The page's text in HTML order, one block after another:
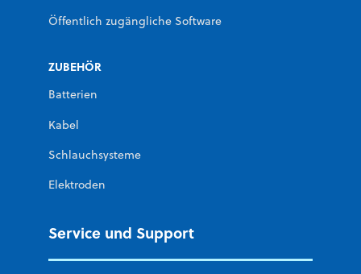
Öffentlich zugängliche Software
ZUBEHÖR
Batterien
Kabel
Schlauchsysteme
Elektroden
Service und Support